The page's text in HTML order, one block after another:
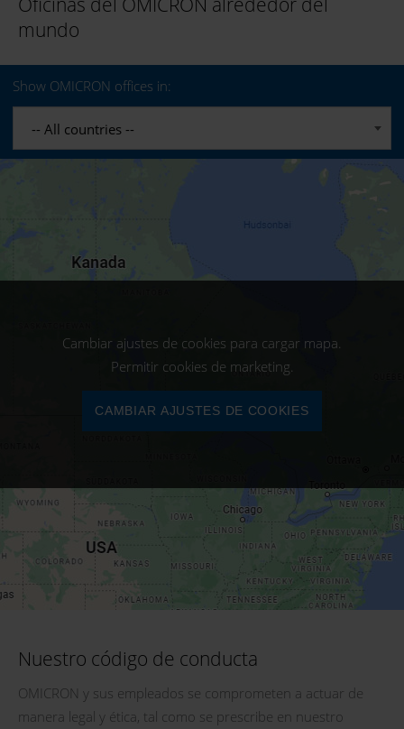
mundo
Cambiar ajustes de cookies para cargar mapa.
Permitir cookies de marketing.
CAMBIAR AJUSTES DE COOKIES
Show OMICRON offices in:
-- All countries --
Nuestro código de conducta
OMICRON y sus empleados se comprometen a actuar de
manera legal y ética, tal como se prescribe en nuestro